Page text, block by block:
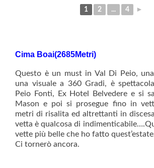
1 2 ... 4 ►
Cima Boai(2685Metri)
Questo è un must in Val Di Peio,
una visuale a 360 Gradi, è
Peio Fonti, Ex Hotel Belvedere e si
Mason e poi si prosegue fino in
metri di risalita ed altrettanti in
vetta è qualcosa di
vette più belle che ho fatto
Ci tornerò ancora.